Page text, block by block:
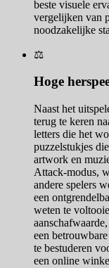
beste visuele
vergelijken van
noodzakelijke
⚖️
Hoge
Naast het
terug te keren
letters die het
puzzelstukjes
artwork en
Attack-modus,
andere spelers
een
weten te
een
te bestuderen
een online